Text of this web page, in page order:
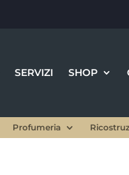
SERVIZI SHOP
Profumeria